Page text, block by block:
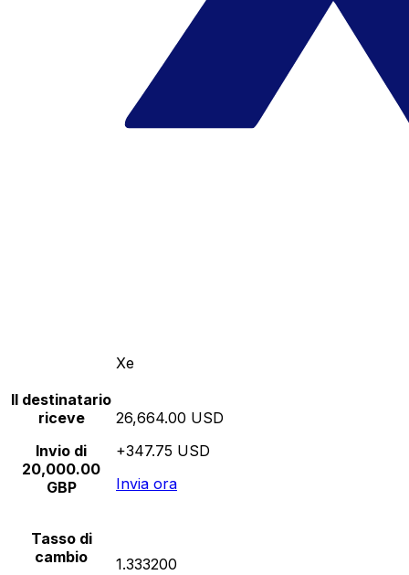
Xe
Il destinatario
riceve
Invio di
20,000.00
GBP
26,664.00 USD
+347.75 USD
Invia ora
Tasso di
cambio
1.333200